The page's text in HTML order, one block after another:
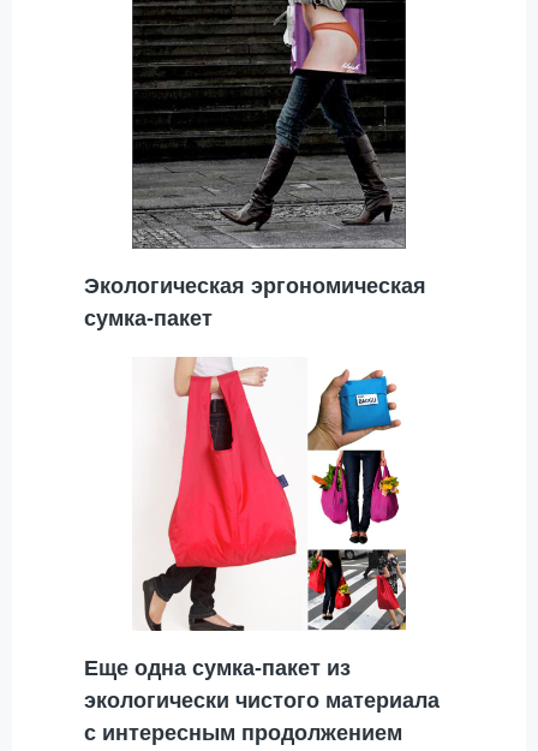
Экологическая эргономическая
сумка-пакет
Еще одна сумка-пакет из
экологически чистого материала
с интересным продолжением